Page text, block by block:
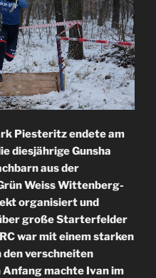
Piesteritz endete am
diesjährige Gunsha
aus der
Weiss Wittenberg-
organisiert und
große Starterfelder
war mit einem starken
verschneiten
machte Ivan im